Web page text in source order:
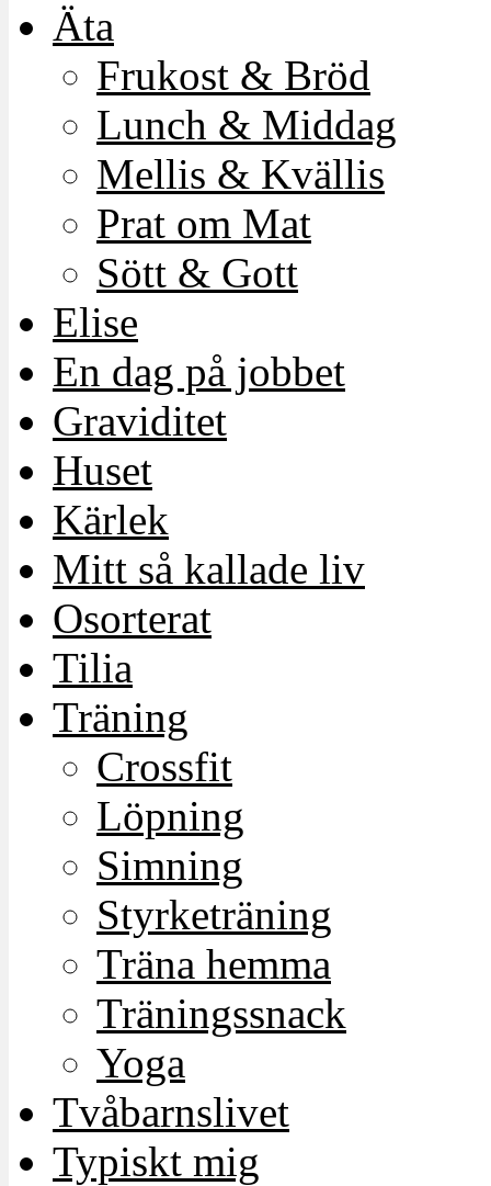
Äta
Frukost & Bröd
Lunch & Middag
Mellis & Kvällis
Prat om Mat
Sött & Gott
Elise
En dag på jobbet
Graviditet
Huset
Kärlek
Mitt så kallade liv
Osorterat
Tilia
Träning
Crossfit
Löpning
Simning
Styrketräning
Träna hemma
Träningssnack
Yoga
Tvåbarnslivet
Typiskt mig